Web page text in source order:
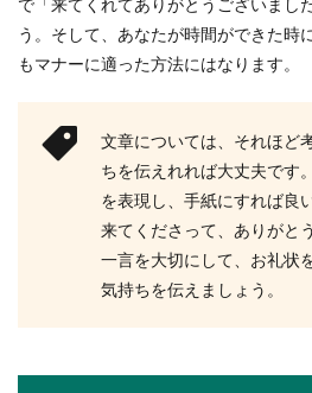
に何を着れば良い
温が低く...
トレーニング
準は自分の予
トレーニングのメ
をし...
で「来てくれてありがとうございまし
う。そして、あなたが時間ができた時
もマナーに適った方法にはなります。
文章については、それほど
ちを伝えれれば大丈夫です
を表現し、手紙にすれば良
来てくださって、ありがと
一言を大切にして、お礼状
気持ちを伝えましょう。